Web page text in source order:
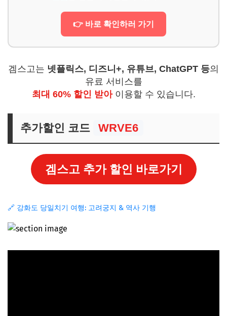
👉 바로 확인하러 가기
겜스고는 넷플릭스, 디즈니+, 유튜브, ChatGPT 등의
유료 서비스를
최대 60% 할인 받아이용할 수 있습니다.
추가할인 코드 WRVE6
겜스고 추가 할인 바로가기
🔗 강화도 당일치기 여행: 고려궁지 & 역사 기행